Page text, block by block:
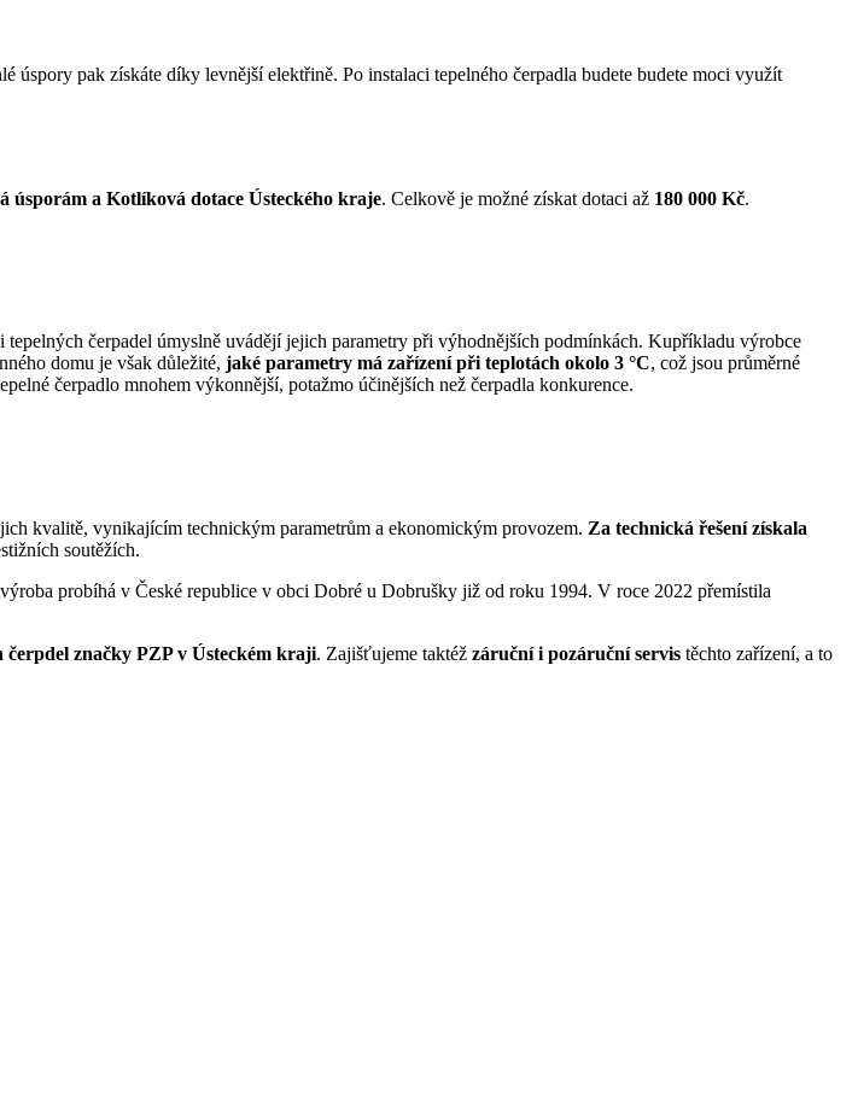
úspory pak získáte díky levnější elektřině. Po instalaci tepelného čerpadla budete budete moci využít
úsporám a Kotlíková dotace Ústeckého kraje. Celkově je možné získat dotaci až 180 000 Kč.
tepelných čerpadel úmyslně uvádějí jejich parametry při výhodnějších podmínkách. Kupříkladu výrobce
domu je však důležité, jaké parametry má zařízení při teplotách okolo 3 °C, což jsou průměrné
čerpadlo mnohem výkonnější, potažmo účinějších než čerpadla konkurence.
kvalitě, vynikajícím technickým parametrům a ekonomickým provozem. Za technická řešení získala
soutěžích.
probíhá v České republice v obci Dobré u Dobrušky již od roku 1994. V roce 2022 přemístila
značky PZP v Ústeckém kraji. Zajišťujeme taktéž záruční i pozáruční servis těchto zařízení, a to